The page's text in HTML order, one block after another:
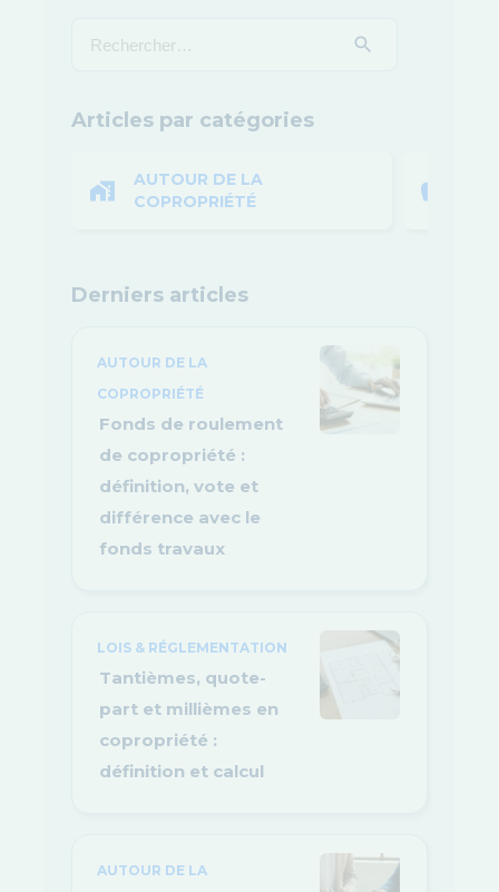
Articles par catégories
AUTOUR DE LA
COPROPRIÉTÉ
Derniers articles
AUTOUR DE LA
COPROPRIÉTÉ
Fonds de roulement
de copropriété :
définition, vote et
différence avec le
fonds travaux
LOIS & RÉGLEMENTATION
Tantièmes, quote-
part et millièmes en
copropriété :
définition et calcul
AUTOUR DE LA